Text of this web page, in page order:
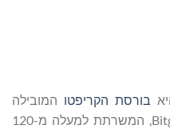
בורסת הקריפטו המובילה
בעולם וחברת Web3. בורסת Bitget, המשרתת למעלה מ-120